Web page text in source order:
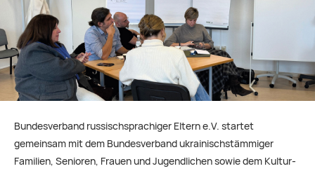
Bundesverband russischsprachiger Eltern e.V. startet
gemeinsam mit dem Bundesverband ukrainischstämmiger
Familien, Senioren, Frauen und Jugendlichen sowie dem Kultur-